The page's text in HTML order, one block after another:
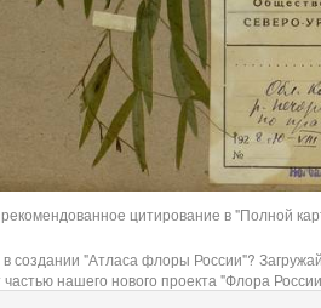
цитирование в "Полной
создании "Атласа флоры России"?
частью нашего нового проекта "Флора